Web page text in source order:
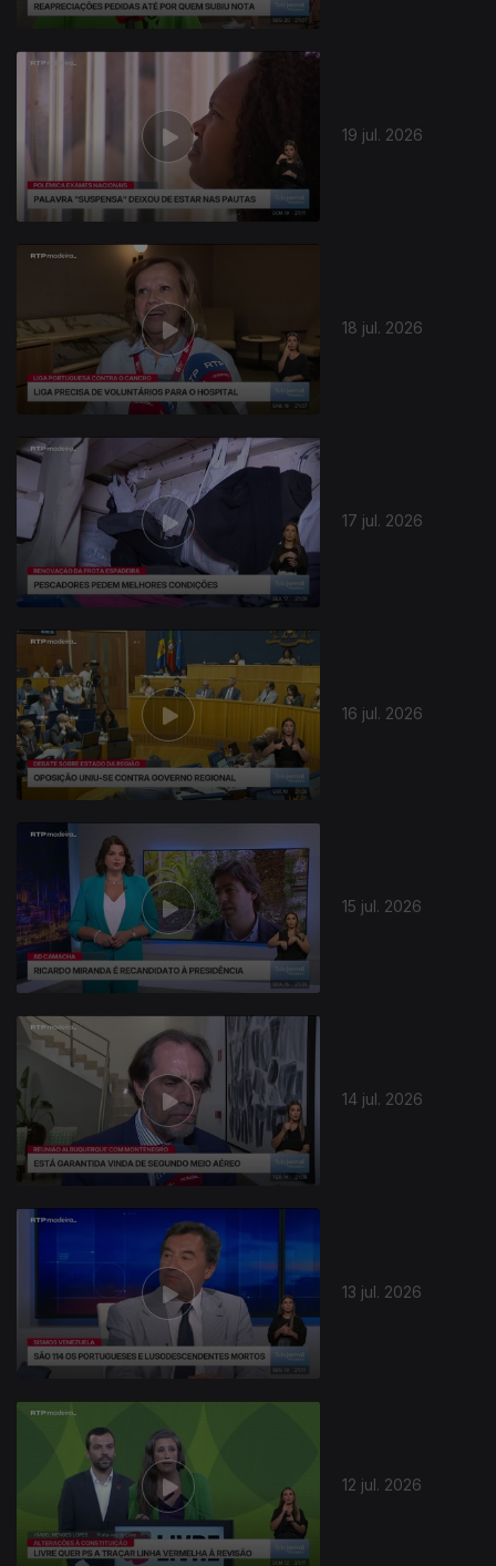
19 jul. 2026
18 jul. 2026
17 jul. 2026
16 jul. 2026
15 jul. 2026
943002
14 jul. 2026
13 jul. 2026
12 jul. 2026